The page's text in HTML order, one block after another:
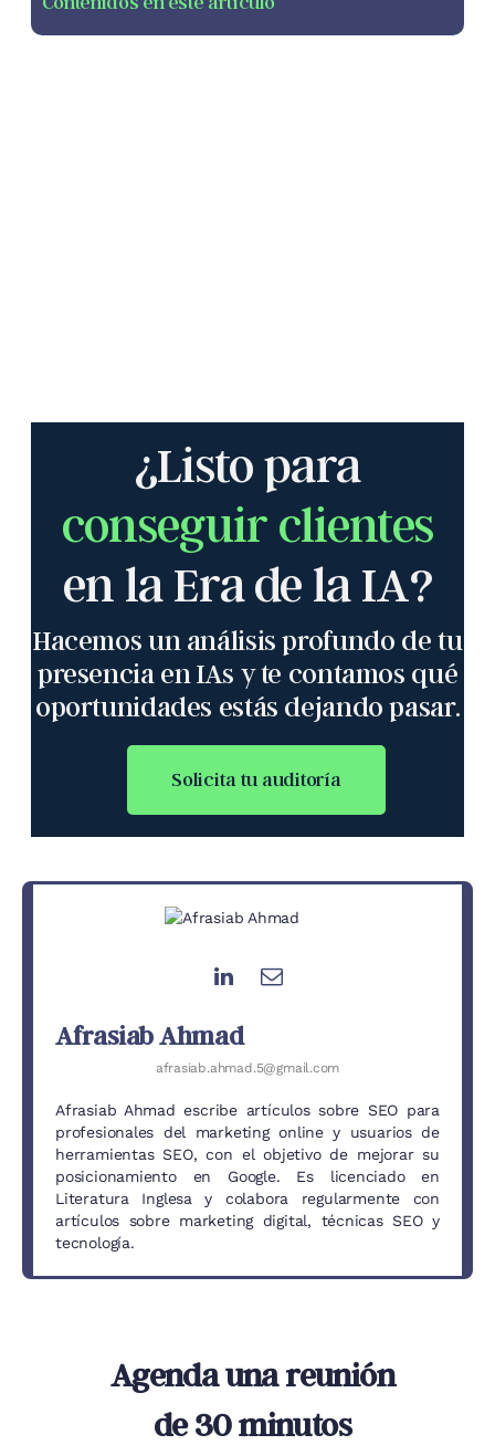
¿Listo para
conseguir clientes
en la Era de la IA?
Hacemos un análisis profundo de tu
presencia en IAs y te contamos qué
oportunidades estás dejando pasar.
Solicita tu auditoría
Afrasiab Ahmad
afrasiab.ahmad.5@gmail.com
Afrasiab Ahmad escribe artículos sobre SEO para
profesionales del marketing online y usuarios de
herramientas SEO, con el objetivo de mejorar su
posicionamiento en Google. Es licenciado en
Literatura Inglesa y colabora regularmente con
artículos sobre marketing digital, técnicas SEO y
tecnología.
Agenda una reunión
de 30 minutos